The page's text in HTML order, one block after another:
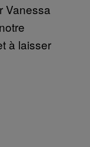
Vanessa
à laisser